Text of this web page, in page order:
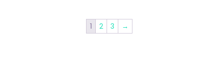
1 2 3 →